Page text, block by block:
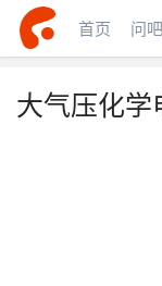
首页 问吧
大气压化学